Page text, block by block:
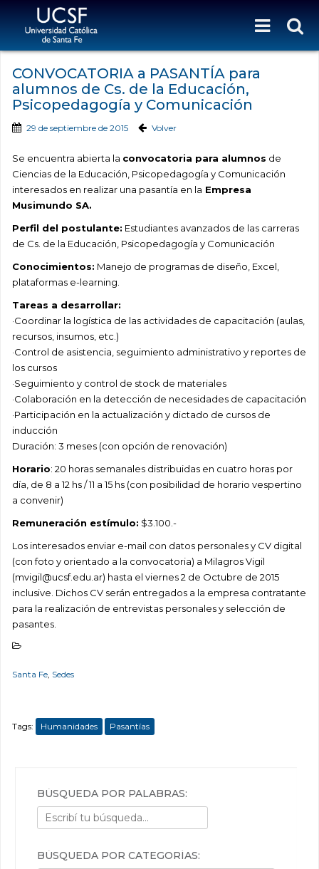
CONVOCATORIA a PASANTÍA para
alumnos de Cs. de la Educación,
Psicopedagogía y Comunicación
29 de septiembre de 2015 Volver
Se encuentra abierta la convocatoria para alumnos de
Ciencias de la Educación, Psicopedagogía y Comunicación
interesados en realizar una pasantía en la Empresa
Musimundo SA.
Perfil del postulante: Estudiantes avanzados de las carreras
de Cs. de la Educación, Psicopedagogía y Comunicación
Conocimientos: Manejo de programas de diseño, Excel,
plataformas e-learning.
Tareas a desarrollar:
·Coordinar la logística de las actividades de capacitación (aulas,
recursos, insumos, etc.)
·Control de asistencia, seguimiento administrativo y reportes de
los cursos
·Seguimiento y control de stock de materiales
·Colaboración en la detección de necesidades de capacitación
·Participación en la actualización y dictado de cursos de
inducción
Duración: 3 meses (con opción de renovación)
Horario: 20 horas semanales distribuidas en cuatro horas por
día, de 8 a 12 hs / 11 a 15 hs (con posibilidad de horario vespertino
a convenir)
Remuneración estímulo: $3.100.-
Los interesados enviar e-mail con datos personales y CV digital
(con foto y orientado a la convocatoria) a Milagros Vigil
(mvigil@ucsf.edu.ar) hasta el viernes 2 de Octubre de 2015
inclusive. Dichos CV serán entregados a la empresa contratante
para la realización de entrevistas personales y selección de
pasantes.
Santa Fe, Sedes
Tags: Humanidades Pasantías
BÚSQUEDA POR PALABRAS:
BÚSQUEDA POR CATEGORÍAS: